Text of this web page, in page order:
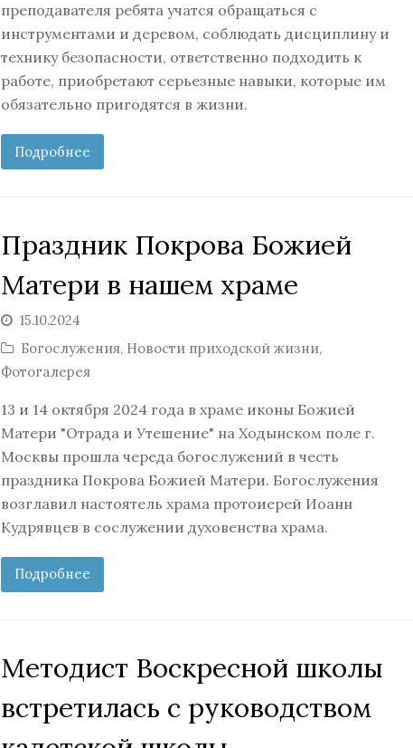
преподавателя ребята учатся обращаться с
инструментами и деревом, соблюдать дисциплину и
технику безопасности, ответственно подходить к
работе, приобретают серьезные навыки, которые им
обязательно пригодятся в жизни.
Подробнее
Праздник Покрова Божией
Матери в нашем храме
15.10.2024
Богослужения, Новости приходской жизни,
Фотогалерея
13 и 14 октября 2024 года в храме иконы Божией
Матери "Отрада и Утешение" на Ходынском поле г.
Москвы прошла череда богослужений в честь
праздника Покрова Божией Матери. Богослужения
возглавил настоятель храма протоиерей Иоанн
Кудрявцев в сослужении духовенства храма.
Подробнее
Методист Воскресной школы
встретилась с руководством